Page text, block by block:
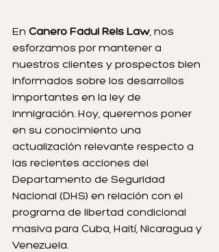
En Canero Fadul Reis Law, nos
esforzamos por mantener a
nuestros clientes y prospectos bien
informados sobre los desarrollos
importantes en la ley de
inmigración. Hoy, queremos poner
en su conocimiento una
actualización relevante respecto a
las recientes acciones del
Departamento de Seguridad
Nacional (DHS) en relación con el
programa de libertad condicional
masiva para Cuba, Haití, Nicaragua y
Venezuela.